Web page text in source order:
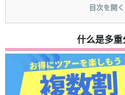
某些计划可享受多重折扣
5.1.单板滑雪/划独木舟
在由布岛上划独木舟/皮划艇
5.3.巴拉斯岛浮潜
5.4.峡谷漂流
5.5.
夜间游览
目次を開く
什么是多重